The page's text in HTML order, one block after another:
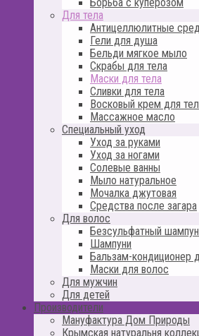
Для тела
Антицеллюлитные
Гели для душа
Бельди мягкое мыло
Скрабы для тела
Маски для тела
Сливки для тела
Восковый крем для
Массажное масло
Специальный уход
Уход за руками
Уход за ногами
Солевые ванны
Мыло натуральное
Мочалка джутовая
Средства после загара
Для волос
Безсульфатный
Шампуни
Бальзам-кондиционер
Маски для волос
Для мужчин
Для детей
Производители
Мануфактура Дом Природы
Крымская натуральня